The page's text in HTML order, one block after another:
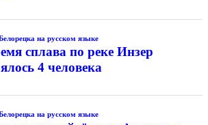
на русском языке
сплава по реке Инзер
4 человека
на русском языке